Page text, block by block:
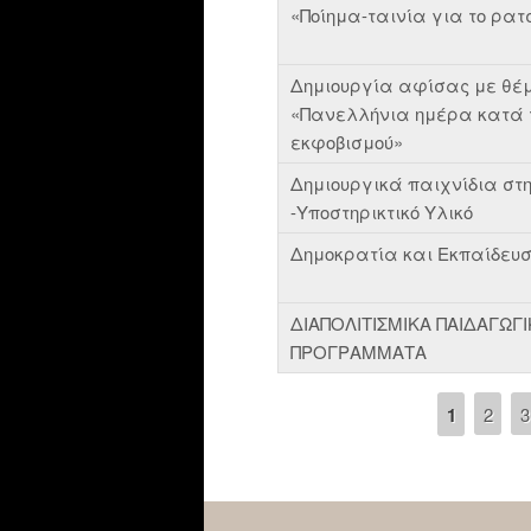
«Ποίημα-ταινία για το
Δημιουργία αφίσας με
«Πανελλήνια ημέρα κατά
εκφοβισμού»
Δημιουργικά παιχνίδια
-Υποστηρικτικό Υλικό
Δημοκρατία και
ΔΙΑΠΟΛΙΤΙΣΜΙΚΑ
ΠΡΟΓΡΑΜΜΑΤΑ
1 2 3